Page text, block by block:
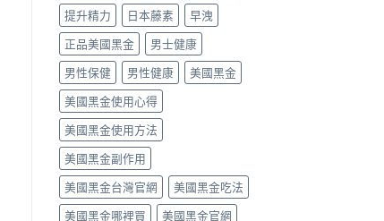
提升精力
日本藤素
早洩
正品美國黑金
男士健康
男性保健
男性健康
美國黑金
美國黑金使用心得
美國黑金使用方法
美國黑金副作用
美國黑金台灣官網
美國黑金吃法
美國黑金哪裡買
美國黑金官網